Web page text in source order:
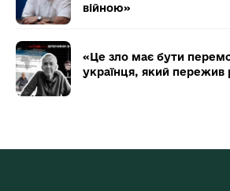
війною»
«Це зло має бути
українця, який пережив